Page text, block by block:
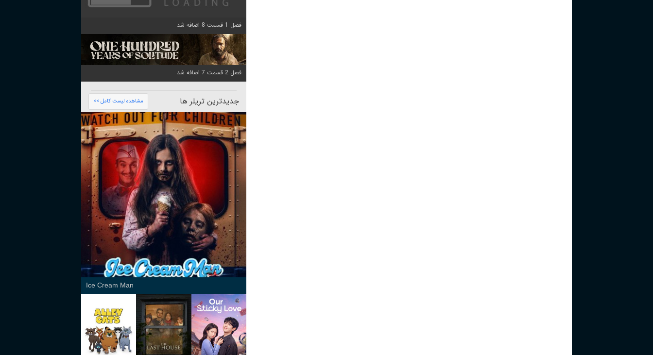
فصل 1 قسمت 8 اضافه شد
فصل 2 قسمت 7 اضافه شد
جدیدترین تریلر ها مشاهده لیست کامل >>
Ice Cream Man